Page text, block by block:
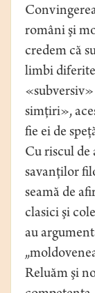
români şi
credem că
limbi
simţiri»,
fie ei de
Cu riscul de
savanţilor
seamă de
clasici şi
au
Reluăm şi